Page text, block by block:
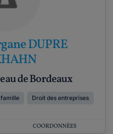
DUPRE
de Bordeaux
famille Droit des entreprises
COORDONNÉES